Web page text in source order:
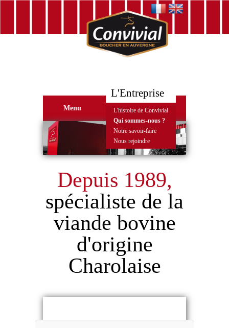
Menu
L'Entreprise
L'histoire de Convivial
Qui sommes-nous ?
Notre savoir-faire
Nous rejoindre
Depuis 1989,
spécialiste de la
viande bovine
d'origine
Charolaise